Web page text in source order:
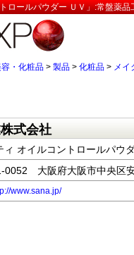
ロールパウダー ＵＶ」:常盤薬
・化粧品 > 製品 > 化粧品 > メイ
式会社
ィ オイルコントロールパウ
0052 大阪府大阪市中央区
www.sana.jp/